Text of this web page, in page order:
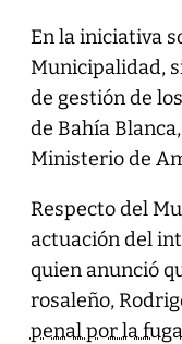
En la iniciativa
Municipalidad,
de gestión de
de Bahía
Ministerio de
Respecto del
actuación del
quien anunció
rosaleño,
penal por la